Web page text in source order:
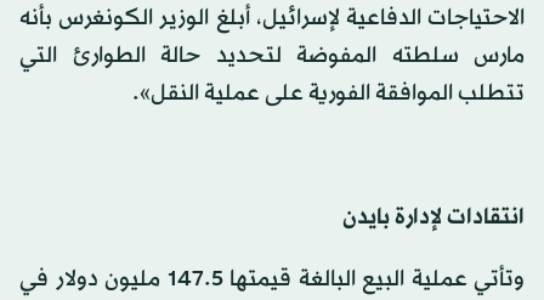
الاحتياجات الدفاعية لإسرائيل، أبلغ الوزير الكونغرس بأنه
مارس سلطته المفوضة لتحديد حالة الطوارئ التي
تتطلب الموافقة الفورية على عملية النقل».
انتقادات لإدارة بايدن
وتأتي عملية البيع البالغة قيمتها 147.5 مليون دولار في